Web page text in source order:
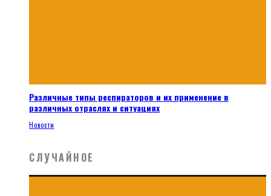
Различные типы респираторов и их применение в
различных отраслях и ситуациях
Новости
СЛУЧАЙНОЕ